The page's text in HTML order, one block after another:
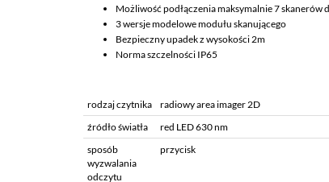
Możliwość podłączenia maksymalnie 7 skanerów
3 wersje modelowe modułu skanującego
Bezpieczny upadek z wysokości 2m
Norma szczelności IP65
rodzaj czytnika
radiowy area imager 2D
źródło światła
red LED 630 nm
sposób
wyzwalania
odczytu
przycisk